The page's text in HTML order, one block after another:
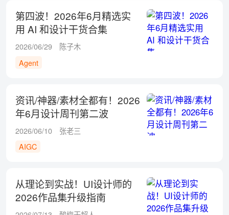
第四波！2026年6月精选实
用 AI 和设计干货合集
2026/06/29
陈子木
Agent
资讯/神器/素材全都有！2026
年6月设计周刊第二波
2026/06/10
张老三
AIGC
从理论到实战！UI设计师的
2026作品集升级指南